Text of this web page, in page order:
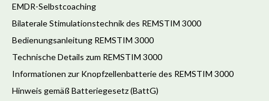
EMDR-Selbstcoaching
Bilaterale Stimulationstechnik des REMSTIM 3000
Bedienungsanleitung REMSTIM 3000
Technische Details zum REMSTIM 3000
Informationen zur Knopfzellenbatterie des REMSTIM 3000
Hinweis gemäß Batteriegesetz (BattG)